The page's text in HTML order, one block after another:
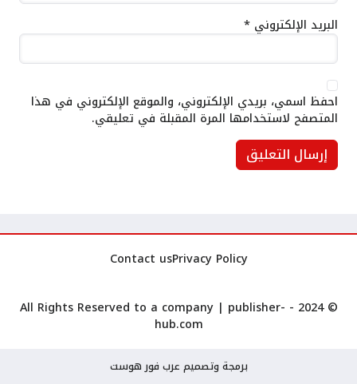
البريد الإلكتروني *
احفظ اسمي، بريدي الإلكتروني، والموقع الإلكتروني في هذا
المتصفح لاستخدامها المرة المقبلة في تعليقي.
Privacy Policy
Contact us
© 2024 - All Rights Reserved to a company |
publisher-
hub.com
برمجة وتصميم عرب فور هوست